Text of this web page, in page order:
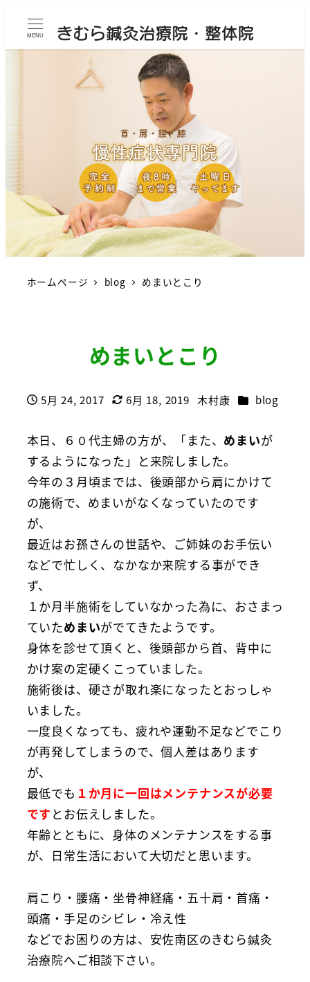
MENU
ホームページ blog めまいとこり
めまいとこり
投稿日
5月 24, 2017
更新日
6月 18, 2019
著
木村康 カテゴリー
blog
本日、６０代主婦の方が、「また、 めまいが
するようになった」と来院しました。
今年の３月頃までは、後頭部から肩にかけて
の施術で、めまいがなくなっていたのです
が、
最近はお孫さんの世話や、ご姉妹のお手伝い
などで忙しく、なかなか来院する事ができ
ず、
１か月半施術をしていなかった為に、おさまっ
ていためまいがでてきたようです。
身体を診せて頂くと、後頭部から首、背中に
かけ案の定硬くこっていました。
施術後は、硬さが取れ楽になったとおっしゃ
いました。
一度良くなっても、疲れや運動不足などでこり
が再発してしまうので、個人差はあります
が、
最低でも １か月に一回はメンテナンスが必要
です とお伝えしました。
年齢とともに、身体のメンテナンスをする事
が、日常生活において大切だと思います。
肩こり・腰痛・坐骨神経痛・五十肩・首痛・
頭痛・手足のシビレ・冷え性
などでお困りの方は、安佐南区のきむら鍼灸
治療院へご相談下さい。